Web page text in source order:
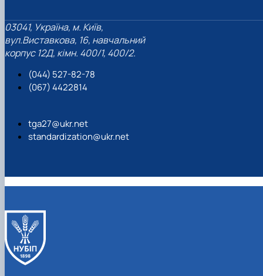
03041, Україна, м. Київ,
вул.Виставкова, 16, навчальний
корпус 12Д, кімн. 400/1, 400/2.
(044) 527-82-78
(067) 4422814
tga27@ukr.net
standardization@ukr.net